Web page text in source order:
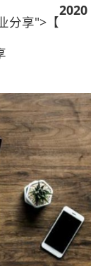
分享">【
2020